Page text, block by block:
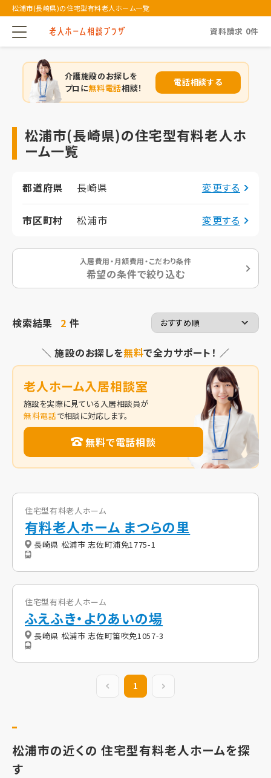
松浦市(長崎県)の住宅型有料老人ホーム一覧
資料請求 0件
介護施設のお探しを
プロに無料電話相談！
電話相談する
松浦市(長崎県)の住宅型有料老人ホ
ーム一覧
都道府県 長崎県 変更する
市区町村 松浦市 変更する
入居費用・月額費用・こだわり条件
希望の条件で絞り込む
検索結果 2 件
＼ 施設のお探しを無料で全力サポート！ ／
老人ホーム入居相談室
施設を実際に見ている入居相談員が
無料電話で相談に対応します。
無料で電話相談
住宅型有料老人ホーム
有料老人ホーム まつらの里
長崎県 松浦市 志佐町浦免1775-1
住宅型有料老人ホーム
ふえふき・よりあいの場
長崎県 松浦市 志佐町笛吹免1057-3
前の20件
1
松浦市の近くの 住宅型有料老人ホームを探
す